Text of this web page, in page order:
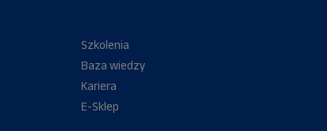
Szkolenia
Baza wiedzy
Kariera
E-Sklep